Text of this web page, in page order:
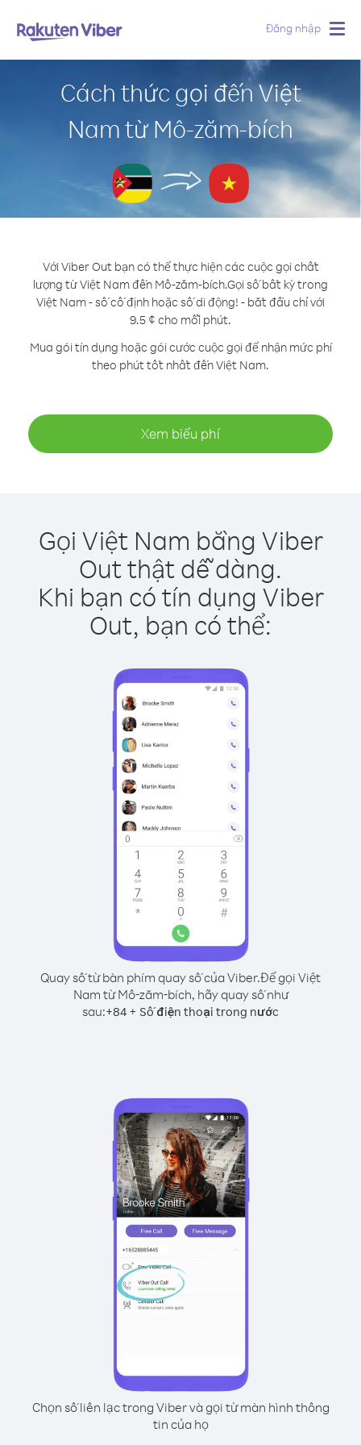
Đăng nhập
Cách thức gọi đến Việt
Nam từ Mô-zăm-bích
Với Viber Out bạn có thể thực hiện các cuộc gọi chất
lượng từ Việt Nam đến Mô-zăm-bích.Gọi số bất kỳ trong
Việt Nam - số cố định hoặc số di động! - bắt đầu chỉ với
9.5 ¢ cho mỗi phút.
Mua gói tín dụng hoặc gói cước cuộc gọi để nhận mức phí
theo phút tốt nhất đến Việt Nam.
Xem biểu phí
Gọi Việt Nam bằng Viber
Out thật dễ dàng.
Khi bạn có tín dụng Viber
Out, bạn có thể:
Quay số từ bàn phím quay số của Viber.Để gọi Việt
Nam từ Mô-zăm-bích, hãy quay số như
sau:+84 + Số điện thoại trong nước
Chọn số liên lạc trong Viber và gọi từ màn hình thông
tin của họ